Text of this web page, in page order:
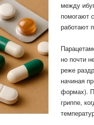
между
помогают
работают
но почти
реже
начиная
формах).
гриппе,